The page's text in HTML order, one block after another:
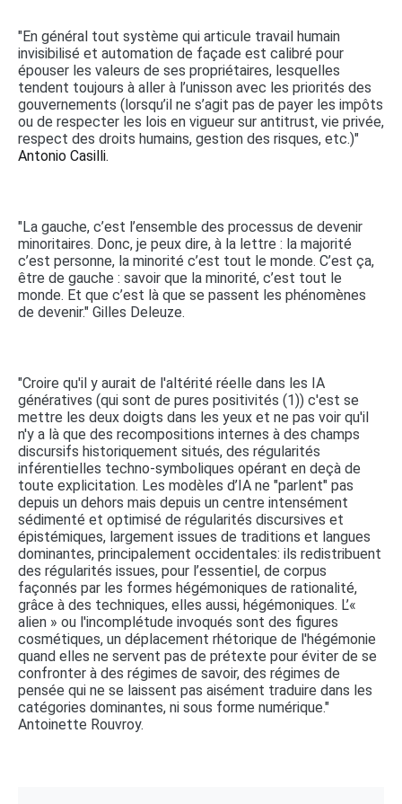
"En général tout système qui articule travail humain
invisibilisé et automation de façade est calibré pour
épouser les valeurs de ses propriétaires, lesquelles
tendent toujours à aller à l’unisson avec les priorités des
gouvernements (lorsqu’il ne s’agit pas de payer les impôts
ou de respecter les lois en vigueur sur antitrust, vie privée,
respect des droits humains, gestion des risques, etc.)"
Antonio Casilli.
"La gauche, c’est l’ensemble des processus de devenir
minoritaires. Donc, je peux dire, à la lettre : la majorité
c’est personne, la minorité c’est tout le monde. C’est ça,
être de gauche : savoir que la minorité, c’est tout le
monde. Et que c’est là que se passent les phénomènes
de devenir." Gilles Deleuze.
"Croire qu'il y aurait de l'altérité réelle dans les IA
génératives (qui sont de pures positivités (1)) c'est se
mettre les deux doigts dans les yeux et ne pas voir qu'il
n'y a là que des recompositions internes à des champs
discursifs historiquement situés, des régularités
inférentielles techno-symboliques opérant en deçà de
toute explicitation. Les modèles d’IA ne "parlent" pas
depuis un dehors mais depuis un centre intensément
sédimenté et optimisé de régularités discursives et
épistémiques, largement issues de traditions et langues
dominantes, principalement occidentales: ils redistribuent
des régularités issues, pour l’essentiel, de corpus
façonnés par les formes hégémoniques de rationalité,
grâce à des techniques, elles aussi, hégémoniques. L’«
alien » ou l'incomplétude invoqués sont des figures
cosmétiques, un déplacement rhétorique de l'hégémonie
quand elles ne servent pas de prétexte pour éviter de se
confronter à des régimes de savoir, des régimes de
pensée qui ne se laissent pas aisément traduire dans les
catégories dominantes, ni sous forme numérique."
Antoinette Rouvroy.